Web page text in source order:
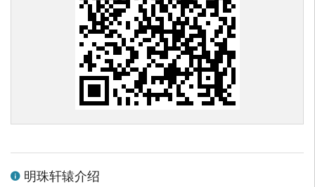
明珠轩辕介绍